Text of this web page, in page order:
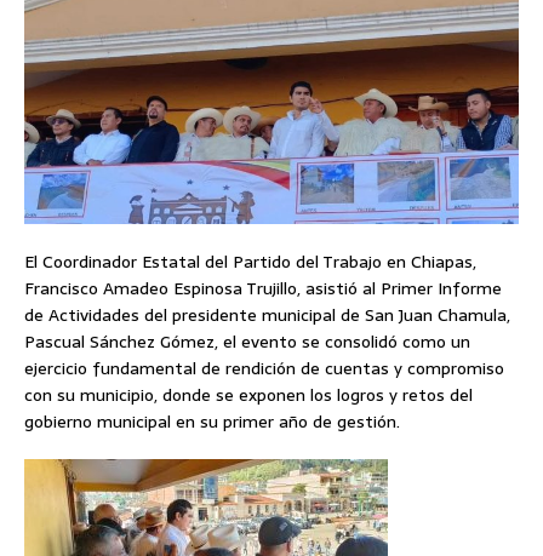
El Coordinador Estatal del Partido del Trabajo en Chiapas,
Francisco Amadeo Espinosa Trujillo, asistió al Primer Informe
de Actividades del presidente municipal de San Juan Chamula,
Pascual Sánchez Gómez, el evento se consolidó como un
ejercicio fundamental de rendición de cuentas y compromiso
con su municipio, donde se exponen los logros y retos del
gobierno municipal en su primer año de gestión.